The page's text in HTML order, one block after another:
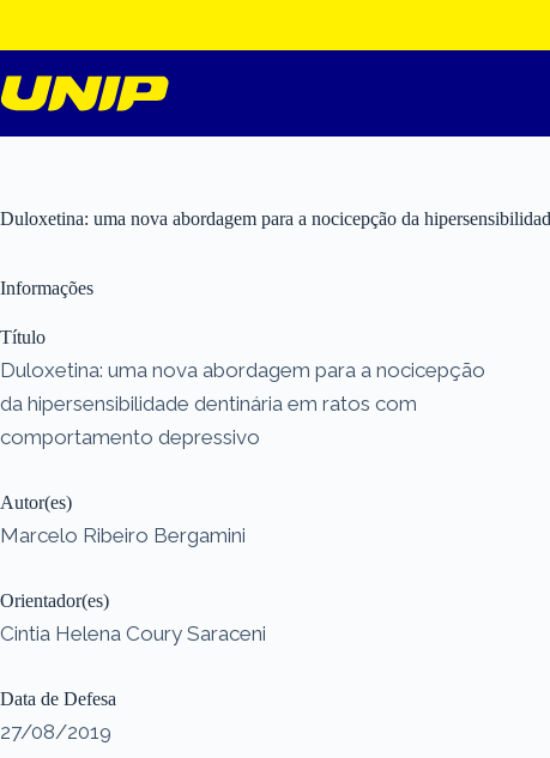
o
conteúdo
Duloxetina: uma nova abordagem para a nocicepção da
Informações
Título
Duloxetina: uma nova abordagem para a nocicepção
da hipersensibilidade dentinária em ratos com
comportamento depressivo
Autor(es)
Marcelo Ribeiro Bergamini
Orientador(es)
Cintia Helena Coury Saraceni
Data de Defesa
27/08/2019